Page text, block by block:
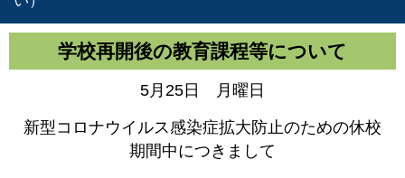
学校再開後の教育課程等について
5月25日 月曜日
新型コロナウイルス感染症拡大防止のための休校
期間中につきまして